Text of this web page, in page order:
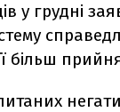
у грудні
більш